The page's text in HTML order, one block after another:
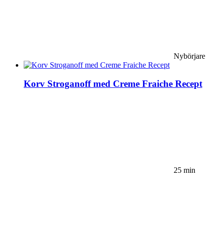
Nybörjare
Korv Stroganoff med Creme Fraiche Recept
25 min